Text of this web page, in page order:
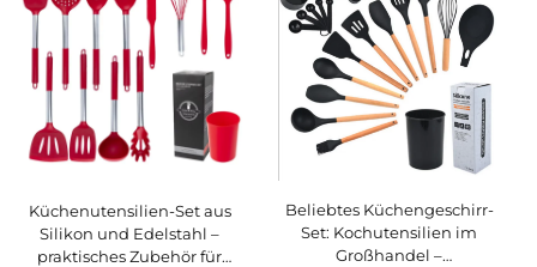
Küchenutensilien-Set aus
Silikon und Edelstahl –
praktisches Zubehör für
Beliebtes Küchengeschirr-
Set: Kochutensilien im
Großhandel –